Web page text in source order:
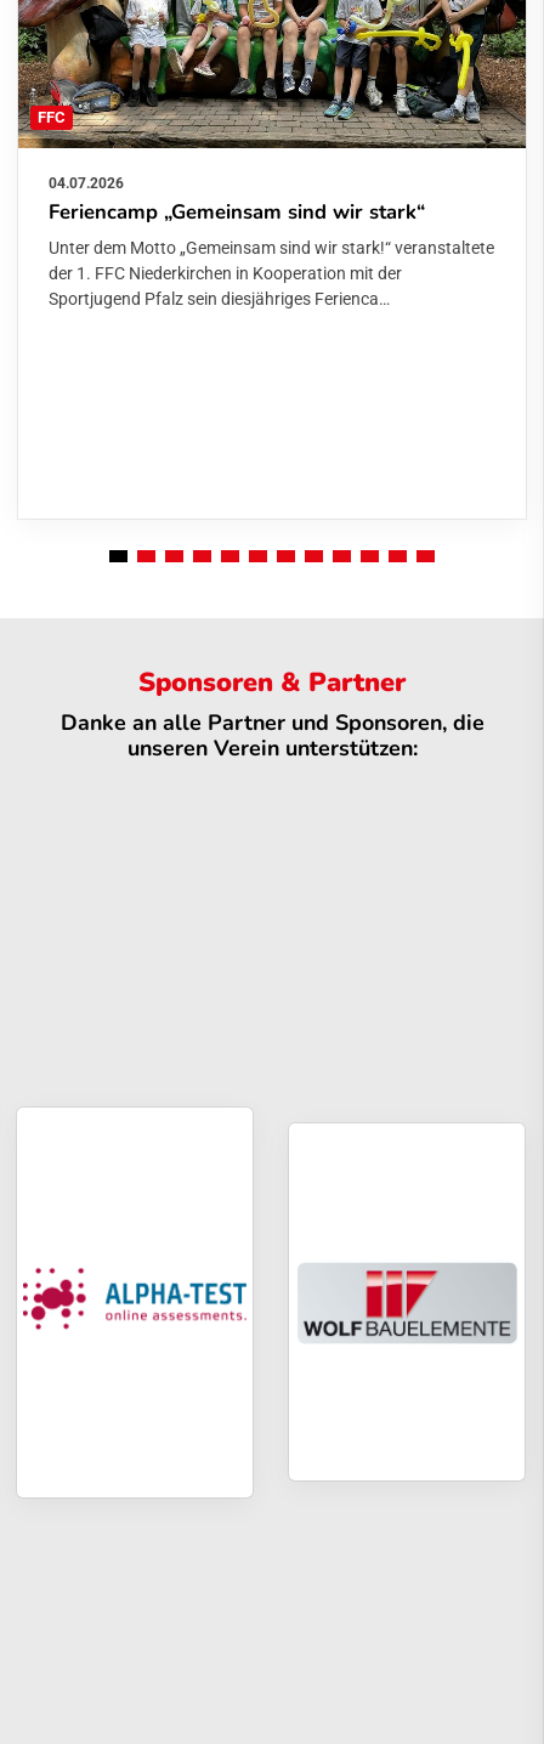
FFC
04.07.2026
Feriencamp „Gemeinsam sind wir stark“
Unter dem Motto „Gemeinsam sind wir stark!“ veranstaltete
der 1. FFC Niederkirchen in Kooperation mit der
Sportjugend Pfalz sein diesjähriges Ferienca…
Sponsoren & Partner
Danke an alle Partner und Sponsoren, die
unseren Verein unterstützen: